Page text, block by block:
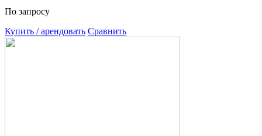
По запросу
Купить / арендовать Сравнить